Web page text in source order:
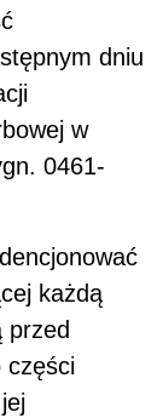
dniu
w
0461-
każdą
przed
części